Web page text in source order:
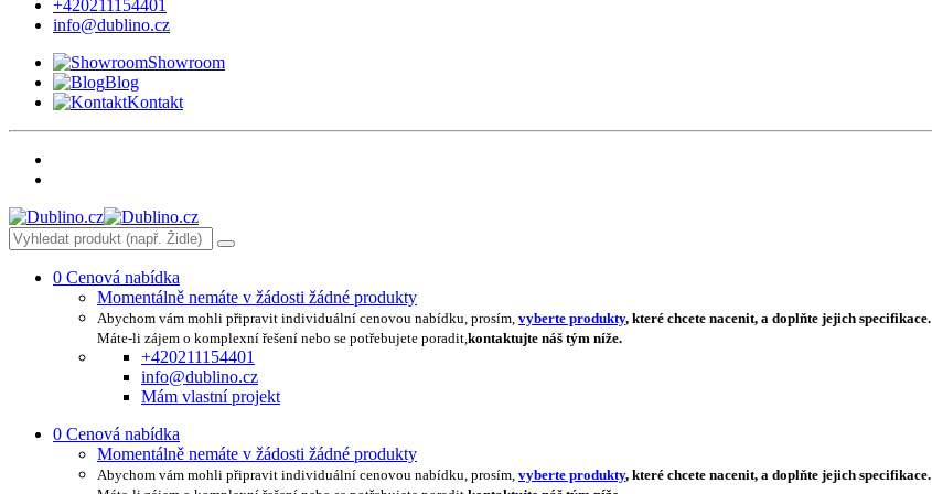
+420211154401
info@dublino.cz
Showroom
Blog
Kontakt
0 Cenová nabídka
Momentálně nemáte v žádosti žádné produkty
Abychom vám mohli připravit individuální cenovou nabídku, prosím, vyberte produkty, které chcete nacenit, a doplňte jejich specifikace.
Máte-li zájem o komplexní řešení nebo se potřebujete poradit,kontaktujte náš tým níže.
+420211154401
info@dublino.cz
Mám vlastní projekt
0 Cenová nabídka
Momentálně nemáte v žádosti žádné produkty
Abychom vám mohli připravit individuální cenovou nabídku, prosím, vyberte produkty, které chcete nacenit, a doplňte jejich specifikace.